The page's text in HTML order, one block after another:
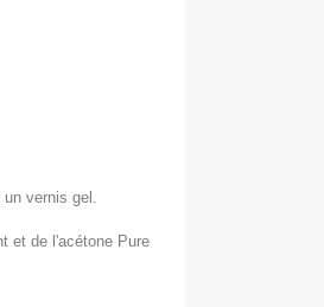
vernis gel.
et de l'acétone Pure